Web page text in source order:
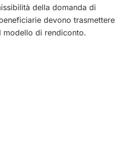
della domanda di
devono trasmettere
modello di rendiconto.